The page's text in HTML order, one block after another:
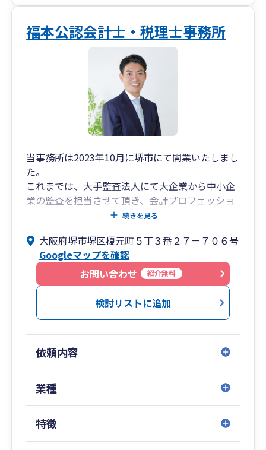
福本公認会計士・税理士事務所
当事務所は2023年10月に堺市にて開業いたしまし
た。
これまでは、大手監査法人にて大企業から中小企
業の監査を担当させて頂き、会計プロフェッショ
ナルとして約13年の経験を積んでおります。
応をしていきたいと思いますので、宜しくお願い
致します。
皆様とお会いできるのを楽しみにしております。
続きを見る
大阪府堺市堺区榎元町５丁３番２７－７０６号
Googleマップを確認
お問い合わせ
紹介無料
検討リストに追加
依頼内容
業種
特徴